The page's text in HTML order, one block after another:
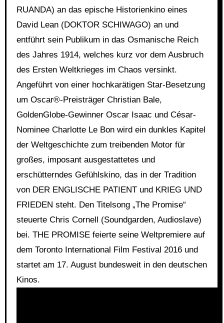
RUANDA) an das epische Historienkino eines
David Lean (DOKTOR SCHIWAGO) an und
entführt sein Publikum in das Osmanische Reich
des Jahres 1914, welches kurz vor dem Ausbruch
des Ersten Weltkrieges im Chaos versinkt.
Angeführt von einer hochkarätigen Star-Besetzung
um Oscar®-Preisträger Christian Bale,
GoldenGlobe-Gewinner Oscar Isaac und César-
Nominee Charlotte Le Bon wird ein dunkles Kapitel
der Weltgeschichte zum treibenden Motor für
großes, imposant ausgestattetes und
erschütterndes Gefühlskino, das in der Tradition
von DER ENGLISCHE PATIENT und KRIEG UND
FRIEDEN steht. Den Titelsong „The Promise“
steuerte Chris Cornell (Soundgarden, Audioslave)
bei. THE PROMISE feierte seine Weltpremiere auf
dem Toronto International Film Festival 2016 und
startet am 17. August bundesweit in den deutschen
Kinos.